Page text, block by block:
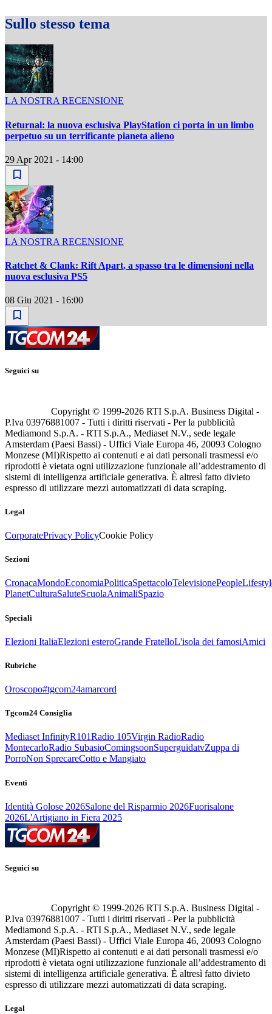
Sullo stesso tema
LA NOSTRA RECENSIONE
Returnal: la nuova esclusiva PlayStation ci porta in un limbo
perpetuo su un terrificante pianeta alieno
29 Apr 2021 - 14:00
LA NOSTRA RECENSIONE
Ratchet & Clank: Rift Apart, a spasso tra le dimensioni nella
nuova esclusiva PS5
08 Giu 2021 - 16:00
Seguici su
Copyright © 1999-2026 RTI S.p.A. Business Digital -
P.Iva 03976881007 - Tutti i diritti riservati - Per la pubblicità
Mediamond S.p.A. - RTI S.p.A., Mediaset N.V., sede legale
Amsterdam (Paesi Bassi) - Uffici Viale Europa 46, 20093 Cologno
Monzese (MI)Rispetto ai contenuti e ai dati personali trasmessi e/o
riprodotti è vietata ogni utilizzazione funzionale all’addestramento di
sistemi di intelligenza artificiale generativa. È altresì fatto divieto
espresso di utilizzare mezzi automatizzati di data scraping.
Legal
CorporatePrivacy PolicyCookie Policy
Sezioni
CronacaMondoEconomiaPoliticaSpettacoloTelevisionePeople
PlanetCulturaSaluteScuolaAnimaliSpazio
Speciali
Elezioni ItaliaElezioni esteroGrande FratelloL'isola dei famosiAmici
Rubriche
Oroscopo#tgcom24amarcord
Tgcom24 Consiglia
Mediaset InfinityR101Radio 105Virgin RadioRadio
MontecarloRadio SubasioComingsoonSuperguidatvZuppa di
PorroNon SprecareCotto e Mangiato
Eventi
Identità Golose 2026Salone del Risparmio 2026Fuorisalone
2026L'Artigiano in Fiera 2025
Seguici su
Copyright © 1999-2026 RTI S.p.A. Business Digital -
P.Iva 03976881007 - Tutti i diritti riservati - Per la pubblicità
Mediamond S.p.A. - RTI S.p.A., Mediaset N.V., sede legale
Amsterdam (Paesi Bassi) - Uffici Viale Europa 46, 20093 Cologno
Monzese (MI)Rispetto ai contenuti e ai dati personali trasmessi e/o
riprodotti è vietata ogni utilizzazione funzionale all’addestramento di
sistemi di intelligenza artificiale generativa. È altresì fatto divieto
espresso di utilizzare mezzi automatizzati di data scraping.
Legal